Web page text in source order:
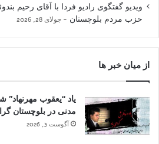
ویدیو گفتگوی رادیو فردا با آقای رحیم
حزب مردم بلوچستان
جولای 28, 2026
از میان خبر ها
یاد “یعقوب مهرنهاد”
مدنی در بلوچستان
آگوست 3, 2026